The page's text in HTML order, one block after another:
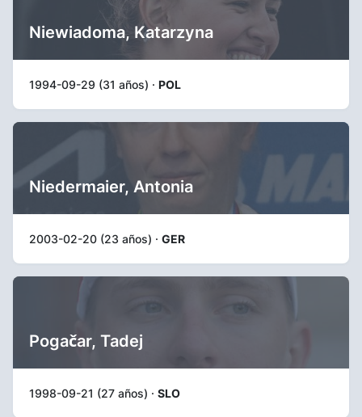
Niewiadoma, Katarzyna
1994-09-29 (31 años) · POL
Niedermaier, Antonia
2003-02-20 (23 años) · GER
Pogačar, Tadej
1998-09-21 (27 años) · SLO